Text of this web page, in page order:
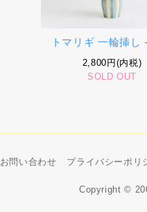
トマリギ 一輪挿し
2,800円(内税)
SOLD OUT
お問い合わせ プライバシーポリ
Copyright ©